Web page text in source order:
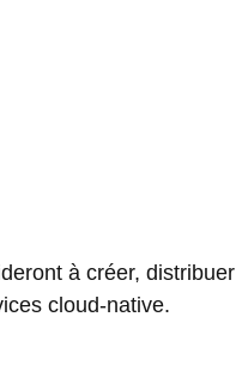
à créer, distribuer
cloud-native.